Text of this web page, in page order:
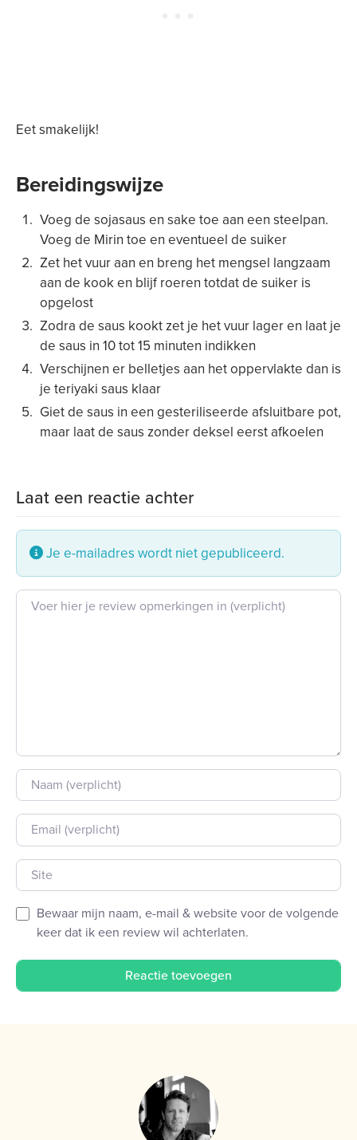
Eet smakelijk!
Bereidingswijze
Voeg de sojasaus en sake toe aan een steelpan.
Voeg de Mirin toe en eventueel de suiker
Zet het vuur aan en breng het mengsel langzaam
aan de kook en blijf roeren totdat de suiker is
opgelost
Zodra de saus kookt zet je het vuur lager en laat je
de saus in 10 tot 15 minuten indikken
Verschijnen er belletjes aan het oppervlakte dan is
je teriyaki saus klaar
Giet de saus in een gesteriliseerde afsluitbare pot,
maar laat de saus zonder deksel eerst afkoelen
Laat een reactie achter
Je e-mailadres wordt niet gepubliceerd.
Beoordeling tekst
Naam
E-mail
Site
Bewaar mijn naam, e-mail & website voor de volgende
keer dat ik een review wil achterlaten.